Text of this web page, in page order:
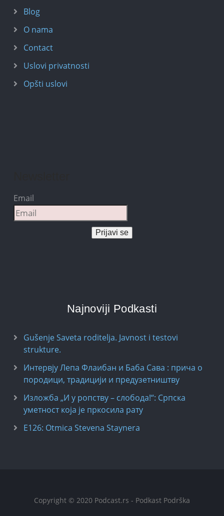
Blog
O nama
Contact
Uslovi privatnosti
Opšti uslovi
Email
Prijavi se
Najnoviji Podkasti
Gušenje Saveta roditelja. Javnost i testovi
strukture.
Интервју Лепа Флаибан и Баба Сава : прича о
породици, традицији и предузетништву
Изложба „И у ропству – слобода!“: Српска
уметност која је пркосила рату
E126: Otmica Stevena Staynera
Copyright © 2020 Podcast.rs - Podkast Podrška